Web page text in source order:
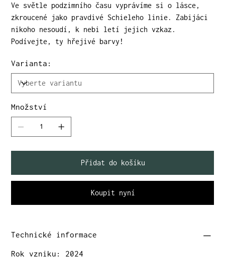
Ve světle podzimního času vyprávíme si o lásce,
zkroucené jako pravdivé Schieleho linie. Zabijáci
nikoho nesoudí, k nebi letí jejich vzkaz.
Podívejte, ty hřejivé barvy!
Varianta:
Množství
Přidat do košíku
Koupit nyní
Technické informace
Rok vzniku: 2024